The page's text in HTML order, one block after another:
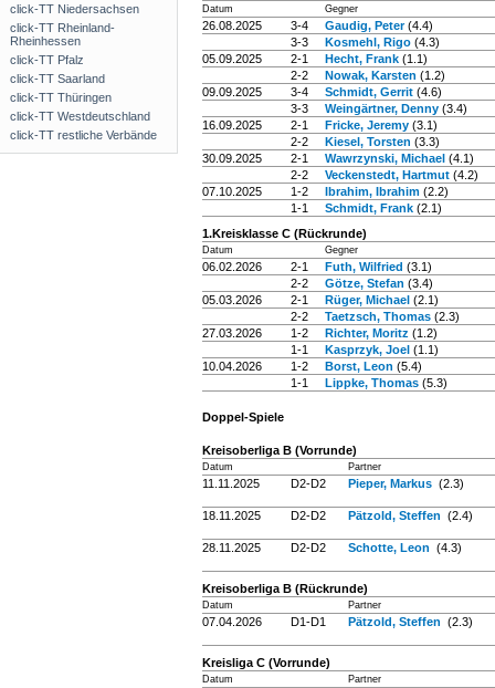
click-TT Niedersachsen
click-TT Rheinland-
Rheinhessen
click-TT Pfalz
click-TT Saarland
click-TT Thüringen
click-TT Westdeutschland
click-TT restliche Verbände
Datum Gegner
26.08.2025 3-4 Gaudig, Peter(4.4)
3-3
Kosmehl, Rigo (4.3)
05.09.2025
2-1 Hecht, Frank (1.1)
2-2
Nowak, Karsten (1.2)
09.09.2025
3-4 Schmidt, Gerrit (4.6)
3-3
Weingärtner, Denny (3.4)
16.09.2025
2-1 Fricke, Jeremy (3.1)
2-2
Kiesel, Torsten (3.3)
30.09.2025
2-1 Wawrzynski, Michael (4.1)
2-2
Veckenstedt, Hartmut (4.2)
07.10.2025
1-2 Ibrahim, Ibrahim (2.2)
1-1
Schmidt, Frank (2.1)
1.Kreisklasse C (Rückrunde)
Datum Gegner
06.02.2026 2-1 Futh, Wilfried (3.1)
2-2
Götze, Stefan (3.4)
05.03.2026
2-1 Rüger, Michael (2.1)
2-2
Taetzsch, Thomas (2.3)
27.03.2026
1-2 Richter, Moritz (1.2)
1-1
Kasprzyk, Joel (1.1)
10.04.2026
1-2 Borst, Leon (5.4)
1-1
Lippke, Thomas (5.3)
Doppel-Spiele
Kreisoberliga B (Vorrunde)
Datum Partner
11.11.2025 D2-D2 Pieper, Markus (2.3)
18.11.2025 D2-D2 Pätzold, Steffen (2.4)
28.11.2025 D2-D2 Schotte, Leon (4.3)
Kreisoberliga B (Rückrunde)
Datum Partner
07.04.2026 D1-D1 Pätzold, Steffen (2.3)
Kreisliga C (Vorrunde)
Datum Partner